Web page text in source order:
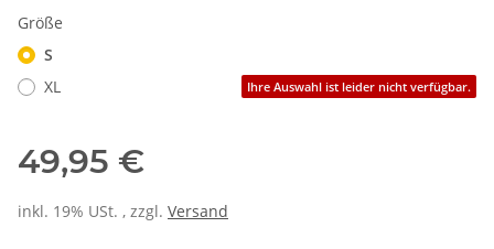
Größe
S
XL
Ihre Auswahl ist leider nicht verfügbar.
49,95 €
inkl. 19% USt. , zzgl. Versand